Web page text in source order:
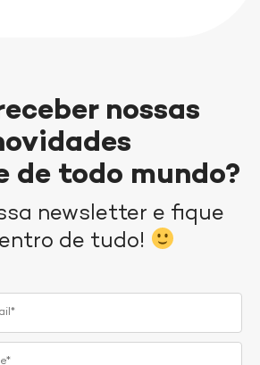
nossas
de todo mundo?
newsletter e fique
de tudo!